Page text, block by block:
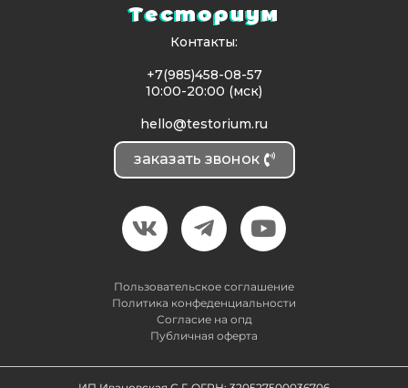
Тесториум
Пользовательское соглашение
Политика конфеденциальности
Согласие на опд
Публичная оферта
Контакты:
+7(985)458-08-57
10:00-20:00 (мск)
hello@testorium.ru
заказать звонок